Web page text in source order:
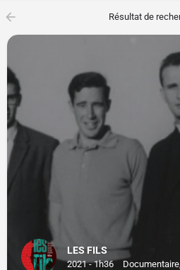
Résultat de
LES FILS
2021 - 1h36